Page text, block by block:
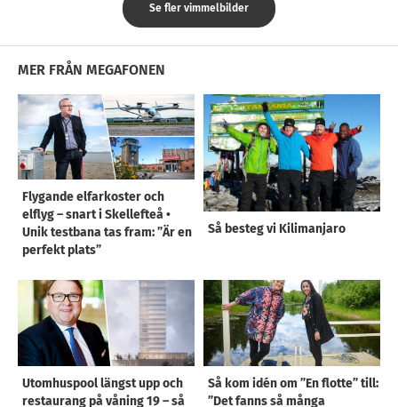
Se fler vimmelbilder
MER FRÅN MEGAFONEN
Flygande elfarkoster och
elflyg – snart i Skellefteå •
Unik testbana tas fram: ”Är en
perfekt plats”
Så besteg vi Kilimanjaro
Utomhuspool längst upp och
restaurang på våning 19 – så
Så kom idén om ”En flotte” till:
”Det fanns så många